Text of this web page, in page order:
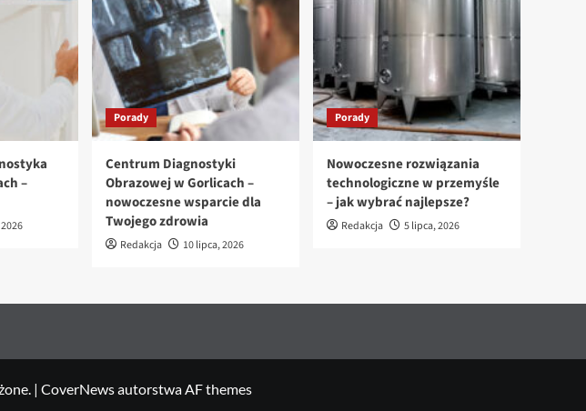
–
Porady
Centrum Diagnostyki
Obrazowej w Gorlicach –
nowoczesne wsparcie dla
Twojego zdrowia
Redakcja 10 lipca, 2026
Porady
Nowoczesne rozwiązania
technologiczne w przemyśle
– jak wybrać najlepsze?
Redakcja 5 lipca, 2026
| CoverNewsautorstwa AF themes